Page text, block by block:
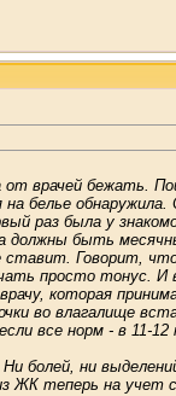
от врачей бежать.
белье
раз была у
должны быть
Говорит,
просто тонус. И
которая
во влагалище
все норм - в 11-
болей, ни
ЖК теперь на учет